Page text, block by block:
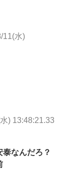
11(水)
) 13:48:21.33
なんだろ？